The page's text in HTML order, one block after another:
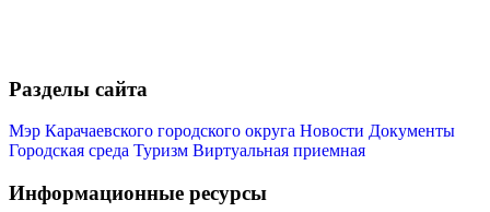
Разделы сайта
Мэр Карачаевского городского округа Новости Документы
Городская среда Туризм Виртуальная приемная
Информационные ресурсы